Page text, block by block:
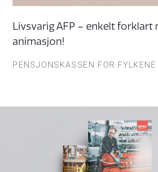
Livsvarig AFP – enkelt forklart
animasjon!
PENSJONSKASSEN FOR FYLKENE